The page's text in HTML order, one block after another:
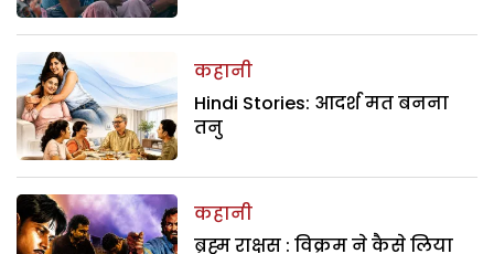
कहानी
Hindi Stories: आदर्श मत बनना
तनु
कहानी
ब्रह्म राक्षस : विक्रम ने कैसे लिया